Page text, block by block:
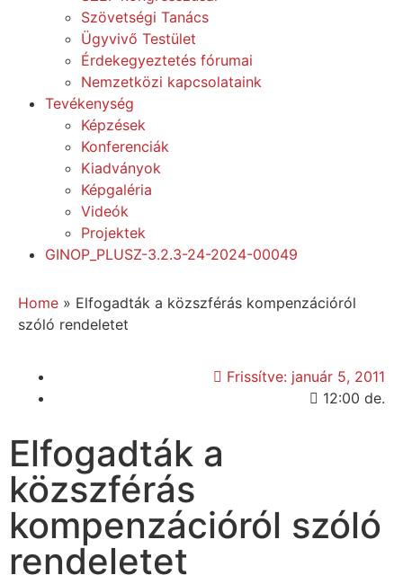
Szövetségi Tanács
Ügyvivő Testület
Érdekegyeztetés fórumai
Nemzetközi kapcsolataink
Tevékenység
Képzések
Konferenciák
Kiadványok
Képgaléria
Videók
Projektek
GINOP_PLUSZ-3.2.3-24-2024-00049
Home » Elfogadták a közszférás kompenzációról
szóló rendeletet
Frissítve: január 5, 2011
12:00 de.
Elfogadták a
közszférás
kompenzációról szóló
rendeletet